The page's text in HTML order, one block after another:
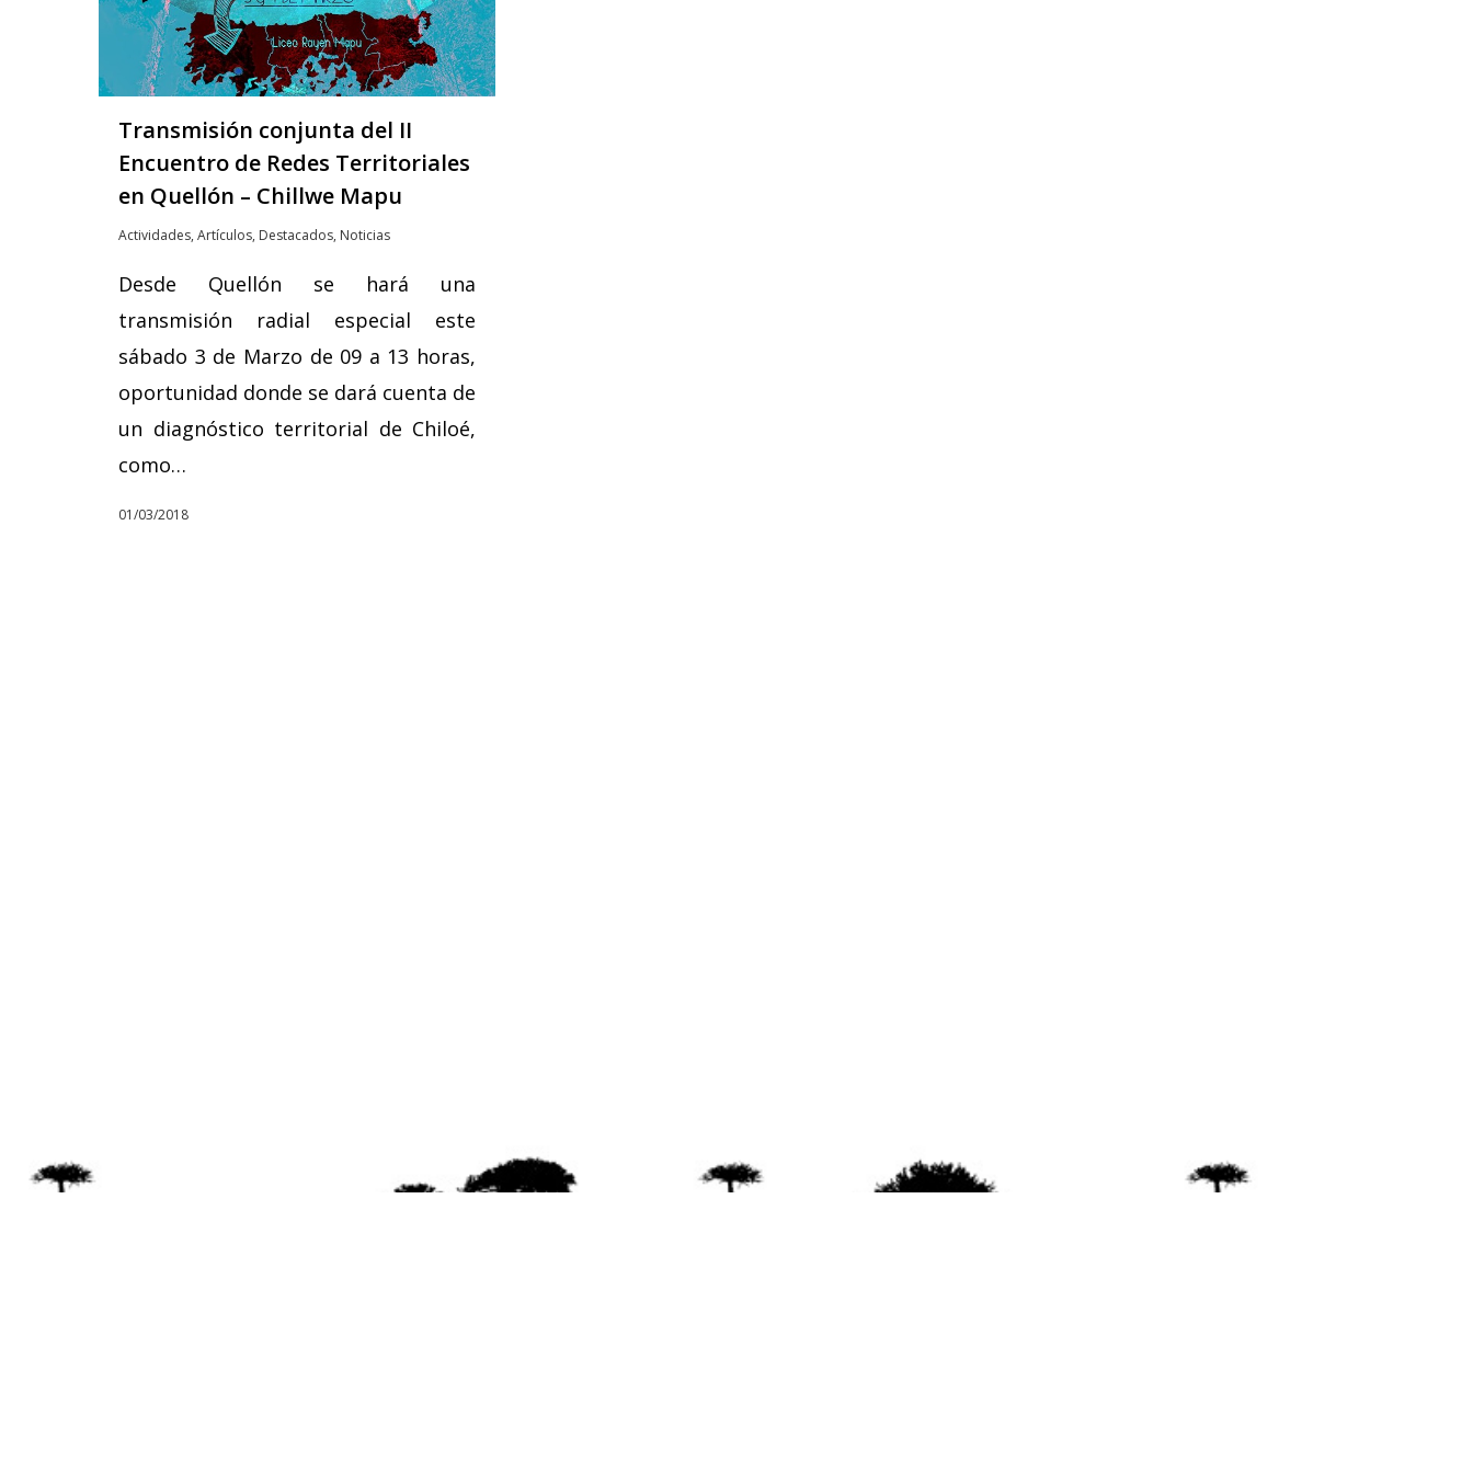
Transmisión conjunta del II
Encuentro de Redes Territoriales
en Quellón – Chillwe Mapu
Actividades, Artículos, Destacados, Noticias
Desde Quellón se hará una
transmisión radial especial este
sábado 3 de Marzo de 09 a 13 horas,
oportunidad donde se dará cuenta de
un diagnóstico territorial de Chiloé,
como…
01/03/2018